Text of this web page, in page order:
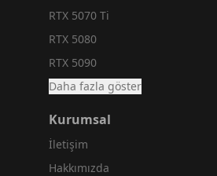
RTX 5070 Ti
RTX 5080
RTX 5090
Daha fazla göster
Kurumsal
İletişim
Hakkımızda